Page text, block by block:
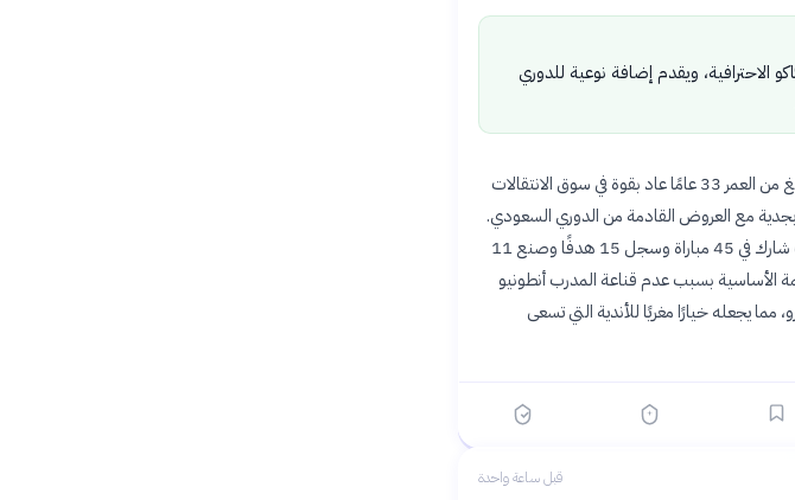
الاحترافية، ويقدم إضافة نوعية للدوري
أفادت تقارير صحفية في 9 يونيو 2026 بأن اسم لوكاكو البالغ من العمر 33 عامًا عاد بقوة في سوق الانتقالات
بجدية مع العروض القادمة من الدوري السعودي.
ويأتي هذا التطور بعد موسم صعب للوكاكو مع نابولي، حيث شارك في 45 مباراة وسجل 15 هدفًا وصنع 11
الأساسية بسبب عدم قناعة المدرب أنطونيو
السوقية الحالية للاعب 6 ملايين يورو، مما يجعله خيارًا مغريًا للأندية التي تسعى
قبل ساعة واحدة